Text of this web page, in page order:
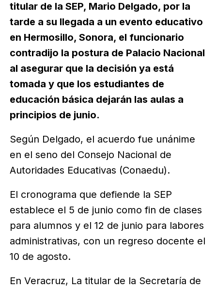
titular de la SEP, Mario Delgado, por la
tarde a su llegada a un evento educativo
en Hermosillo, Sonora, el funcionario
contradijo la postura de Palacio Nacional
al asegurar que la decisión ya está
tomada y que los estudiantes de
educación básica dejarán las aulas a
principios de junio.
Según Delgado, el acuerdo fue unánime
en el seno del Consejo Nacional de
Autoridades Educativas (Conaedu).
El cronograma que defiende la SEP
establece el 5 de junio como fin de clases
para alumnos y el 12 de junio para labores
administrativas, con un regreso docente el
10 de agosto.
En Veracruz, La titular de la Secretaría de